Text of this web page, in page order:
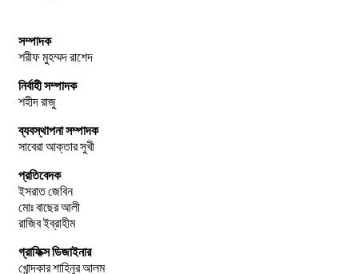
সম্পাদক
শরীফ মুহম্মদ রাশেদ
নির্বাহী সম্পাদক
শহীদ রাজু
ব্যবস্থাপনা সম্পাদক
সাবেরা আক্তার সুখী
প্রতিবেদক
ইসরাত জেবিন
মোঃ বাছের আলী
রাজিব ইব্রাহীম
গ্রাফিক্স ডিজাইনার
খোন্দকার শাহিনুর আলম